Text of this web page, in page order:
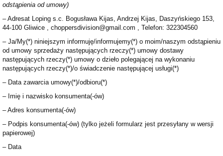
odstąpienia od umowy)
– Adresat Loping s.c. Bogusława Kijas, Andrzej Kijas, Daszyńskiego 153,
44-100 Gliwice , choppersdivision@gmail.com , Telefon: 322304560
– Ja/My(*) niniejszym informuję/informujemy(*) o moim/naszym odstąpieniu
od umowy sprzedaży następujących rzeczy(*) umowy dostawy
następujących rzeczy(*) umowy o dzieło polegającej na wykonaniu
następujących rzeczy(*)/o świadczenie następującej usługi(*)
– Data zawarcia umowy(*)/odbioru(*)
– Imię i nazwisko konsumenta(-ów)
– Adres konsumenta(-ów)
– Podpis konsumenta(-ów) (tylko jeżeli formularz jest przesyłany w wersji
papierowej)
– Data